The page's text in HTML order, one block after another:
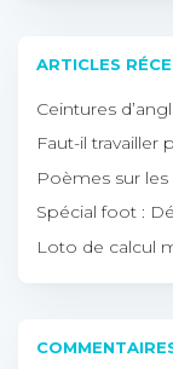
ARTICLES
Ceintures
Faut-il travailler
Poèmes sur
Spécial foot :
Loto de calcul